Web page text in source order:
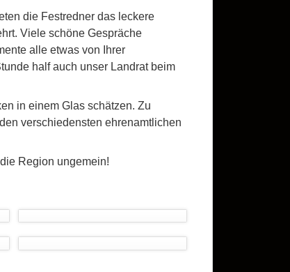
die Festredner das leckere
Viele schöne Gespräche
alle etwas von Ihrer
half auch unser Landrat beim
in einem Glas schätzen. Zu
verschiedensten ehrenamtlichen
Region ungemein!